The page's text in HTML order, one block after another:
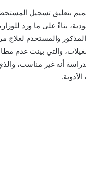
بناءً على ما ورد
والمستخدم لعلاج
والتي بينت عدم
أنه غير مناسب،